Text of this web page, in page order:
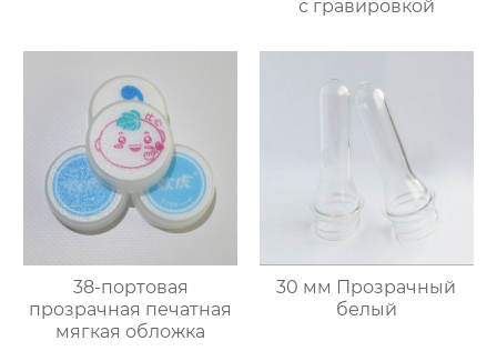
с гравировкой
38-портовая
прозрачная печатная
мягкая обложка
30 мм Прозрачный
белый